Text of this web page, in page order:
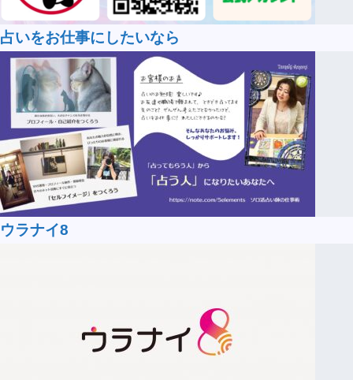
占いをお仕事にしたいなら
ウラナイ8